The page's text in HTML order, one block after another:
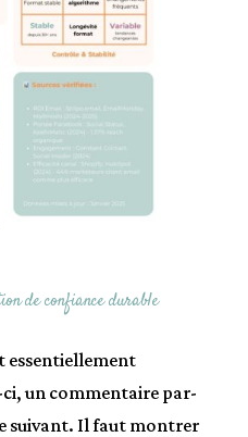
de confiance durable
essentiellement
un commentaire par-
suivant. Il faut montrer